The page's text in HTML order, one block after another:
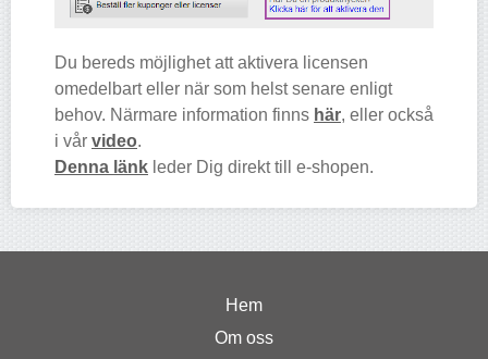
Du bereds möjlighet att aktivera licensen
omedelbart eller när som helst senare enligt
behov. Närmare information finns här, eller också
i vår video.
Denna länk leder Dig direkt till e-shopen.
Hem
Om oss